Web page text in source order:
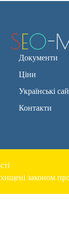
Документи
Ціни
Українські
Контакти
законом